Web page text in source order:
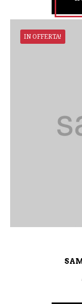
IN OFFERTA!